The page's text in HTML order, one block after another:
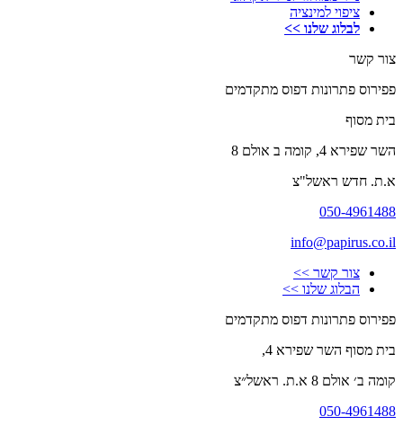
ציפוי למינציה
לבלוג שלנו >>
צור קשר
פפירוס פתרונות דפוס מתקדמים
בית מסוף
השר שפירא 4, קומה ב אולם 8
א.ת. חדש ראשל"צ
050-4961488
info@papirus.co.il
צור קשר >>
הבלוג שלנו >>
פפירוס פתרונות דפוס מתקדמים
בית מסוף השר שפירא 4,
קומה ב׳ אולם 8 א.ת. ראשל״צ
050-4961488